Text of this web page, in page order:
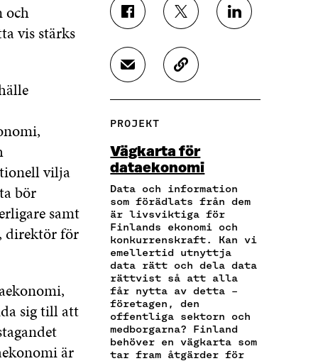
och
vis stärks
vilja
bör
samt
direktör för
sig till att
är
D
E
L
A
F
C
E
B
O
O
K
Ö
P
P
N
A
S
I
E
T
T
N
D
E
L
A
P
T
T
T
E
R
Ö
P
P
N
A
S
I
E
T
T
N
Y
D
E
L
I
N
P
P
A
E
T
T
N
D
E
L
V
A
E
P
O
S
T
Ö
P
P
N
A
S
I
E
K
O
P
A
A
R
T
I
K
E
L
N
S
L
N
K
PROJEKT
Vägkarta för
dataekonomi
Data och information
som förädlats från dem
är livsviktiga för
Finlands ekonomi och
konkurrenskraft. Kan vi
emellertid utnyttja
data rätt och dela data
rättvist så att alla
får nytta av detta –
företagen, den
offentliga sektorn och
medborgarna? Finland
behöver en vägkarta som
tar fram åtgärder för